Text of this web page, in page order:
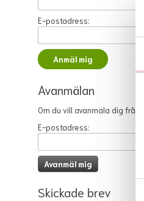
E-postadress:
Avanmälan
Om du vill avanmäla dig
E-postadress:
Skickade brev